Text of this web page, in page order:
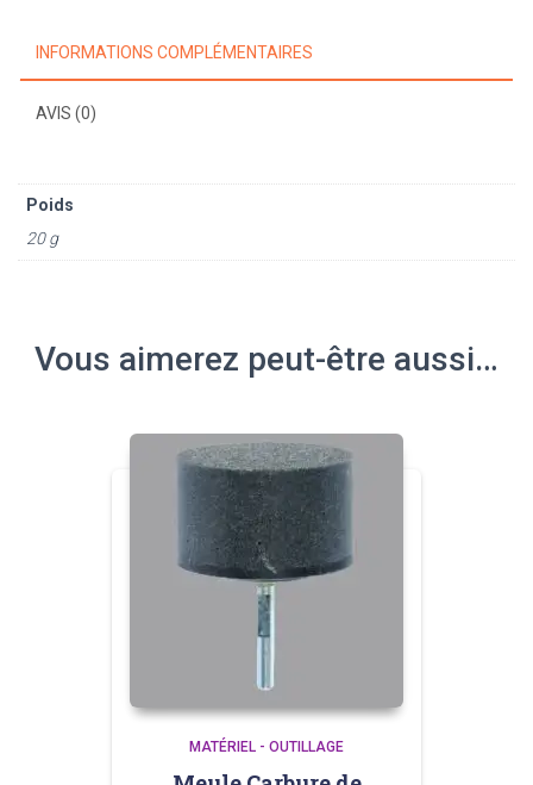
INFORMATIONS COMPLÉMENTAIRES
AVIS (0)
Poids
20 g
Vous aimerez peut-être aussi…
MATÉRIEL - OUTILLAGE